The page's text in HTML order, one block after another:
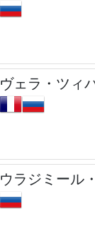
ヴェラ・ツィ
ウラジミール